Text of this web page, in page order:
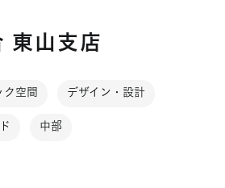
東山支店
ク空間 デザイン・設計
中部